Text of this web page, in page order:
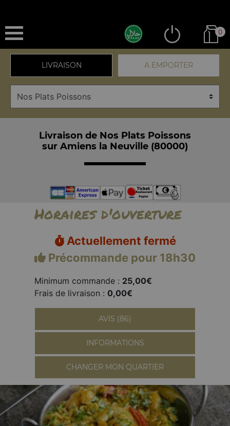
0
LIVRAISON A EMPORTER
Livraison de Nos Plats Poissons
sur Amiens la Neuville (80000)
Horaires d'ouverture
Actuellement fermé
Précommande pour 18h30
Minimum commande : 25,00€
Frais de livraison : 0,00€
AVIS (86)
INFORMATIONS
CHANGER MON QUARTIER